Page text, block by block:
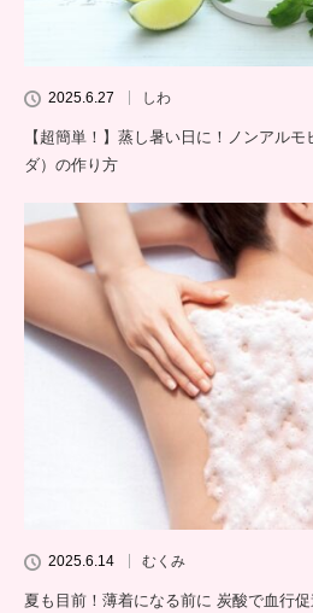
2025.6.27 しわ
【超簡単！】蒸し暑い日に！ノンアル
ダ）の作り方
2025.6.14 むくみ
夏も目前！薄着になる前に 炭酸で血行